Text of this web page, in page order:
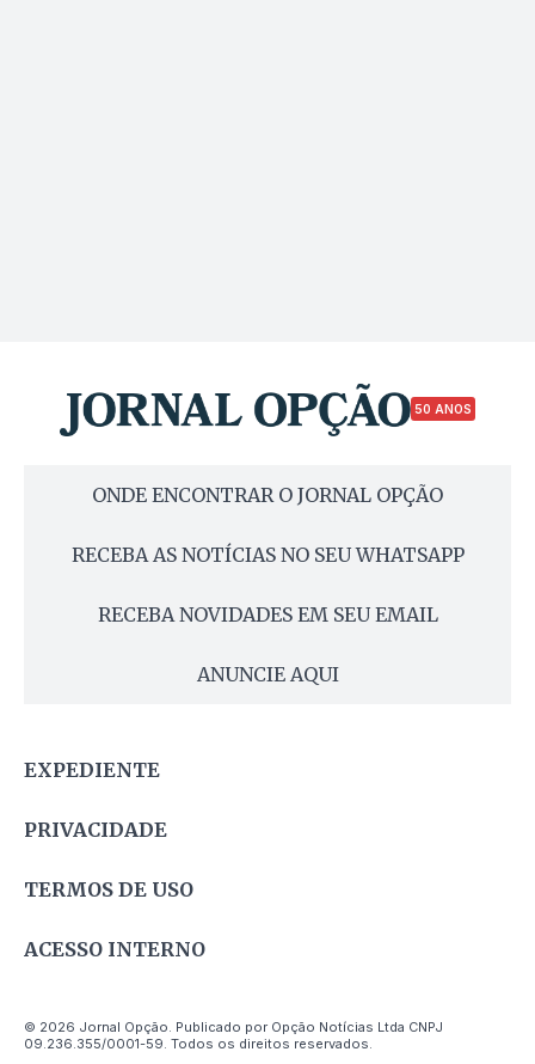
50 ANOS
ONDE ENCONTRAR O JORNAL OPÇÃO
RECEBA AS NOTÍCIAS NO SEU WHATSAPP
RECEBA NOVIDADES EM SEU EMAIL
ANUNCIE AQUI
EXPEDIENTE
PRIVACIDADE
TERMOS DE USO
ACESSO INTERNO
© 2026 Jornal Opção. Publicado por Opção Notícias Ltda CNPJ
09.236.355/0001-59. Todos os direitos reservados.